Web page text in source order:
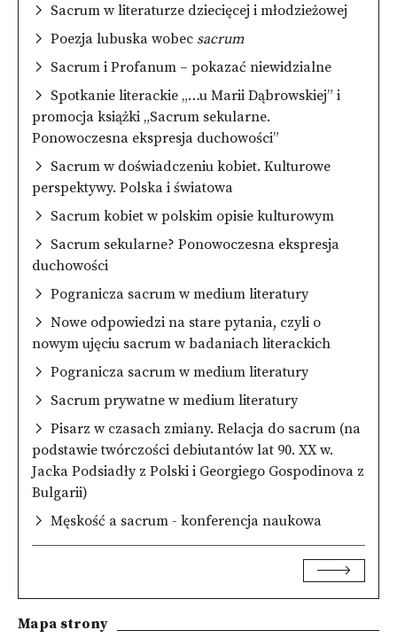
Sacrum w literaturze dziecięcej i młodzieżowej
Poezja lubuska wobec sacrum
Sacrum i Profanum – pokazać niewidzialne
Spotkanie literackie „…u Marii Dąbrowskiej” i
promocja książki „Sacrum sekularne.
Ponowoczesna ekspresja duchowości”
Sacrum w doświadczeniu kobiet. Kulturowe
perspektywy. Polska i światowa
Sacrum kobiet w polskim opisie kulturowym
Sacrum sekularne? Ponowoczesna ekspresja
duchowości
Pogranicza sacrum w medium literatury
Nowe odpowiedzi na stare pytania, czyli o
nowym ujęciu sacrum w badaniach literackich
Pogranicza sacrum w medium literatury
Sacrum prywatne w medium literatury
Pisarz w czasach zmiany. Relacja do sacrum (na
podstawie twórczości debiutantów lat 90. XX w.
Jacka Podsiadły z Polski i Georgiego Gospodinova z
Bulgarii)
Męskość a sacrum - konferencja naukowa
Mapa strony